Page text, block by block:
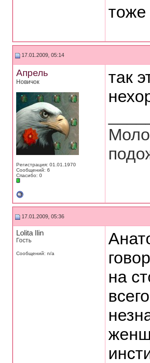
тоже
17.01.2009, 05:14
Апрель
Новичок
Регистрация: 01.01.1970
Сообщений: 6
Спасибо: 0
так
17.01.2009, 05:36
Lolita Ilin
Гость
Сообщений: n/a
на